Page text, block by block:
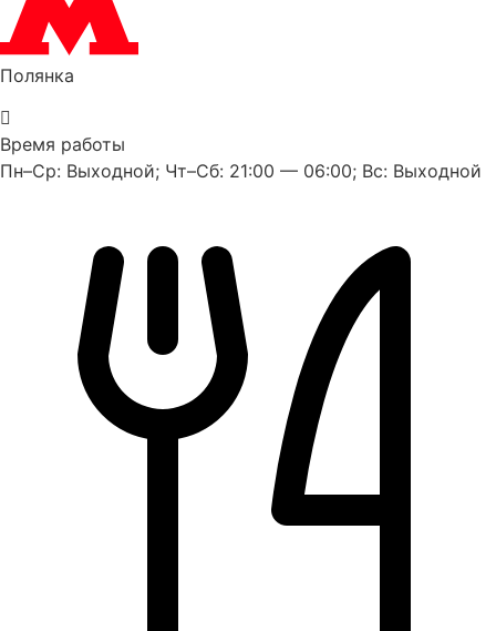
Полянка
Время работы
Пн–Ср: Выходной; Чт–Сб: 21:00 — 06:00; Вс: Выходной